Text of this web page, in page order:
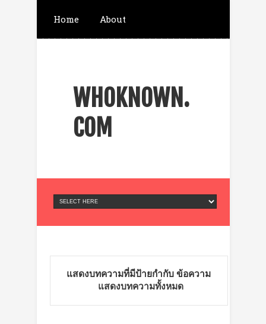
Home About
จองตั๋วที่พัก เครื่องบิน
WHOKNOWN.
COM
แสดงบทความที่มีป้ายกำกับ ข้อความ
แสดงบทความทั้งหมด